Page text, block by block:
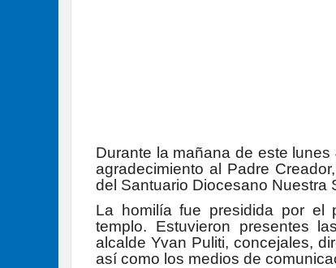
Durante la mañana de este
agradecimiento al Padre
del Santuario Diocesano Nuestra
La homilía fue presidida por el
templo. Estuvieron presentes
alcalde Yvan Puliti, concejales,
así como los medios de